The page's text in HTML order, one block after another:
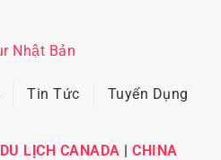
Tin Tức Tuyển Dụng
DU LỊCH CANADA | CHINA